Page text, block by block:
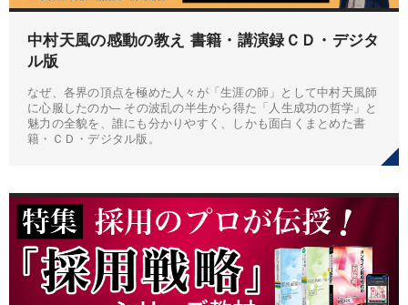
中村天風の感動の教え 書籍・講演録ＣＤ・デジタ
ル版
なぜ、各界の頂点を極めた人々が「生涯の師」として中村天風師
に心服したのか─ その波乱の半生から得た「人生成功の哲学」と
魅力の全貌を、誰にも分かりやすく、しかも面白くまとめた書
籍・ＣＤ・デジタル版。